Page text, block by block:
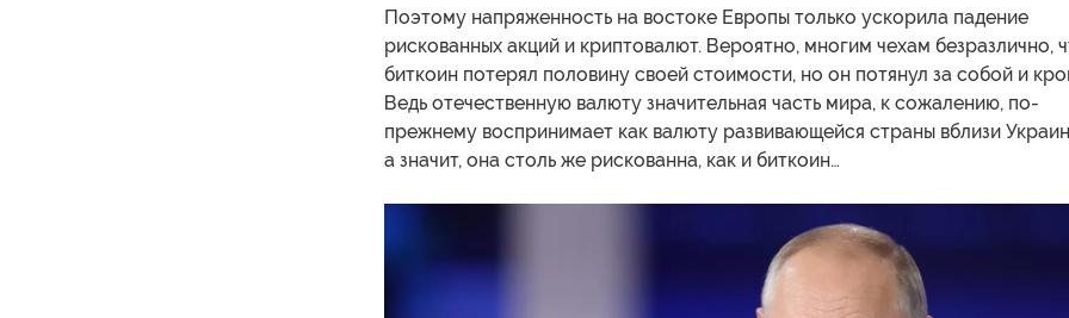
Поэтому напряженность на востоке Европы только ускорила падение
рискованных акций и криптовалют. Вероятно, многим чехам безразлично,
биткоин потерял половину своей стоимости, но он потянул за собой и
Ведь отечественную валюту значительная часть мира, к сожалению, по-
прежнему воспринимает как валюту развивающейся страны вблизи
а значит, она столь же рискованна, как и биткоин…